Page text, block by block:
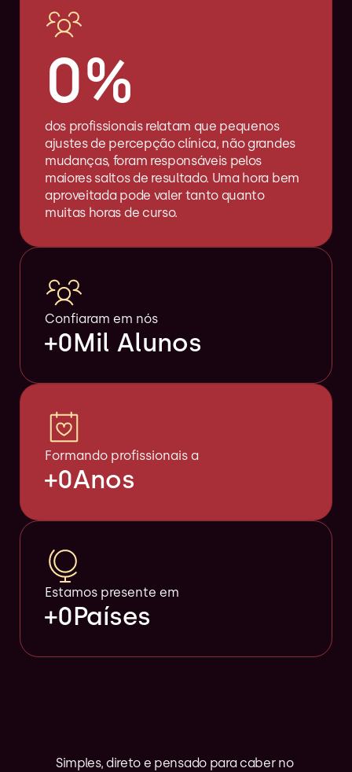
0%
dos profissionais relatam que pequenos
ajustes de percepção clínica, não grandes
mudanças, foram responsáveis pelos
maiores saltos de resultado. Uma hora bem
aproveitada pode valer tanto quanto
muitas horas de curso.
Confiaram em nós
+0Mil Alunos
Formando profissionais a
+0Anos
Estamos presente em
+0Países
Como Funciona?
Simples, direto e pensado para caber no